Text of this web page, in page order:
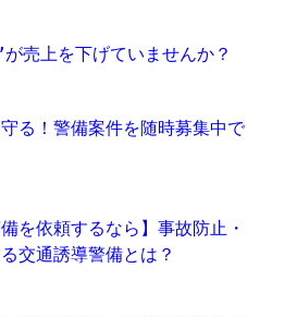
売上を下げていませんか？
る！警備案件を随時募集中で
を依頼するなら】事故防止・
交通誘導警備とは？